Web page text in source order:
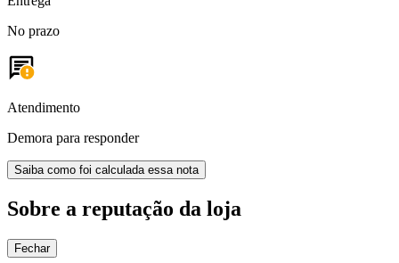
No prazo
Atendimento
Demora para responder
Saiba como foi calculada essa nota
Sobre a reputação da loja
Fechar